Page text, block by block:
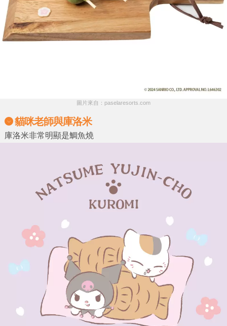
圖片來自：paselaresorts.com
貓咪老師與庫洛米
庫洛米非常明顯是鯛魚燒